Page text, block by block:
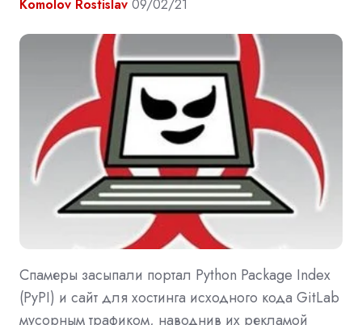
Komolov Rostislav 09/02/21
Спамеры засыпали портал Python Package Index
(PyPI) и сайт для хостинга исходного кода GitLab
мусорным трафиком, наводнив их рекламой